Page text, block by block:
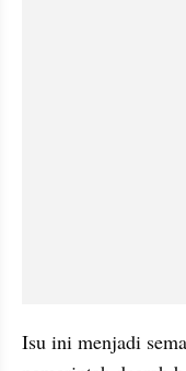
Isu ini menjadi